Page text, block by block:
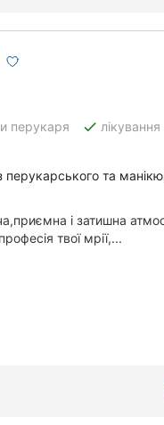
перукаря done
та
і затишна
твої мрії,...